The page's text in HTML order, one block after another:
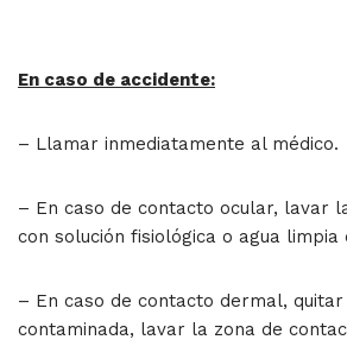
En caso de accidente:
– Llamar inmediatamente al médico.
– En caso de contacto ocular, lavar
con solución fisiológica o agua
– En caso de contacto dermal,
contaminada, lavar la zona de